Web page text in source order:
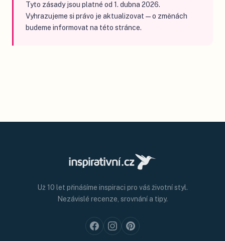
Tyto zásady jsou platné od 1. dubna 2026.
Vyhrazujeme si právo je aktualizovat — o změnách
budeme informovat na této stránce.
Už 10 let přinášíme inspiraci pro váš životní styl.
Nezávislé recenze, srovnání a tipy.